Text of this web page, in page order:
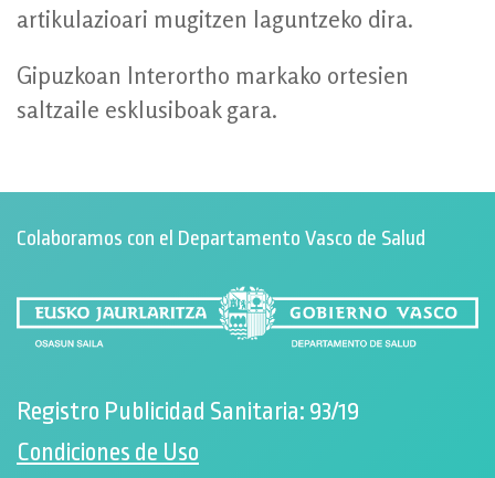
artikulazioari mugitzen laguntzeko dira.
Gipuzkoan Interortho markako ortesien
saltzaile esklusiboak gara.
Colaboramos con el Departamento Vasco de Salud
Registro Publicidad Sanitaria: 93/19
Condiciones de Uso